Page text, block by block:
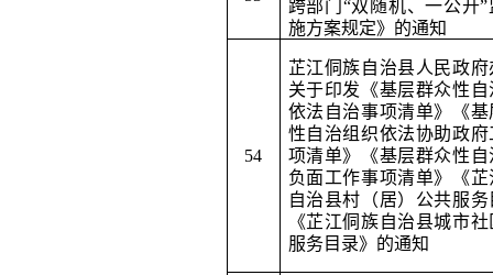
跨部门 “双随机、一公开
施方案规定》的通知
54
芷江侗族自治县人民政府
关于印发《基层群众性自
依法自治事项清单》《基
性自治组织依法协助政府
项清单》《基层群众性自
负面工作事项清单》《芷
自治县村（居）公共服务
《芷江侗族自治县城市
服务目录》的通知